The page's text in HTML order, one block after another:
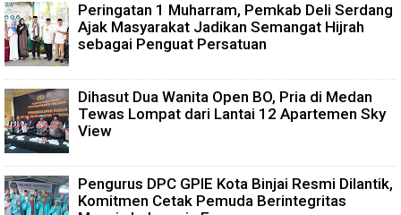
Peringatan 1 Muharram, Pemkab Deli Serdang
Ajak Masyarakat Jadikan Semangat Hijrah
sebagai Penguat Persatuan
Dihasut Dua Wanita Open BO, Pria di Medan
Tewas Lompat dari Lantai 12 Apartemen Sky
View
Pengurus DPC GPIE Kota Binjai Resmi Dilantik,
Komitmen Cetak Pemuda Berintegritas